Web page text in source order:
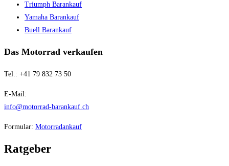
Triumph Barankauf
Yamaha Barankauf
Buell Barankauf
Das Motorrad verkaufen
Tel.: +41 79 832 73 50
E-Mail:
info@motorrad-barankauf.ch
Formular: Motorradankauf
Ratgeber